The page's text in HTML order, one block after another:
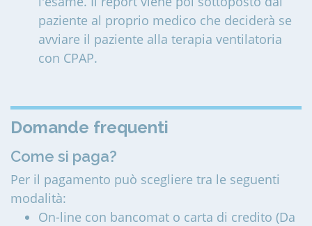
paziente al proprio medico che deciderà se
avviare il paziente alla terapia ventilatoria
con CPAP.
Domande frequenti
Come si paga?
Per il pagamento può scegliere tra le seguenti
modalità:
On-line con bancomat o carta di credito (Da